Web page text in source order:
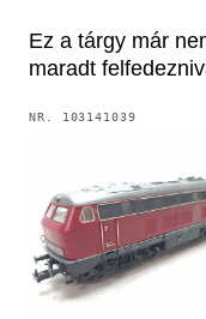
Ez a tárgy már
maradt
NR. 103141039